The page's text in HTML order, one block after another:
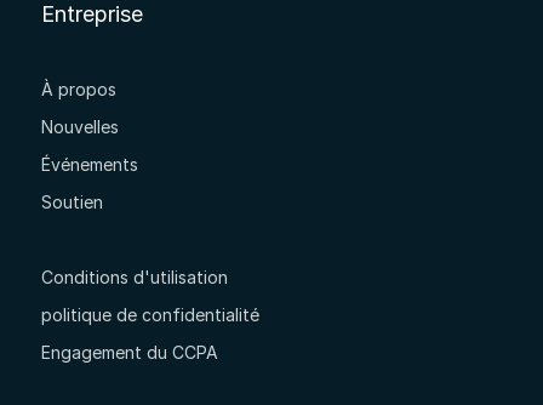
Entreprise
À propos
Nouvelles
Événements
Soutien
Conditions d'utilisation
politique de confidentialité
Engagement du CCPA